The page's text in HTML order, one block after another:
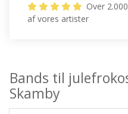
Over
af vores artister
Bands til
Skamby